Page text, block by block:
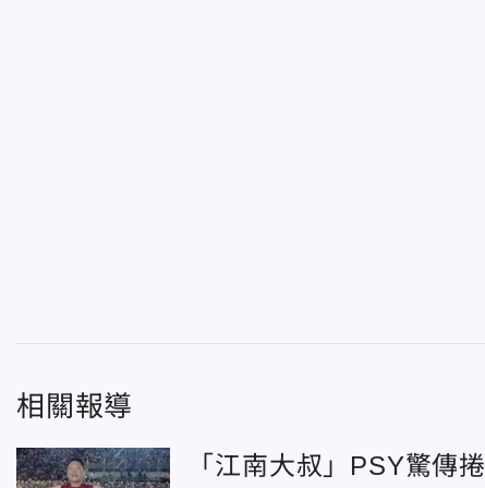
相關報導
「江南大叔」PSY驚傳捲